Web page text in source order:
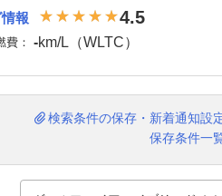
報 4.5
費： -km/L（WLTC）
検索条件の保存・新着通知設
保存条件一